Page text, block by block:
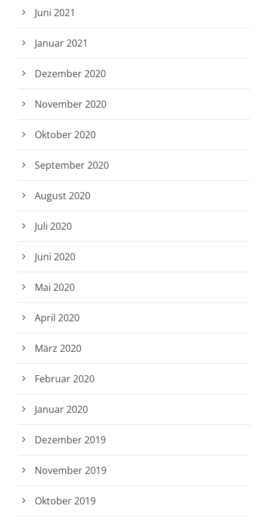
Juni 2021
Januar 2021
Dezember 2020
November 2020
Oktober 2020
September 2020
August 2020
Juli 2020
Juni 2020
Mai 2020
April 2020
März 2020
Februar 2020
Januar 2020
Dezember 2019
November 2019
Oktober 2019